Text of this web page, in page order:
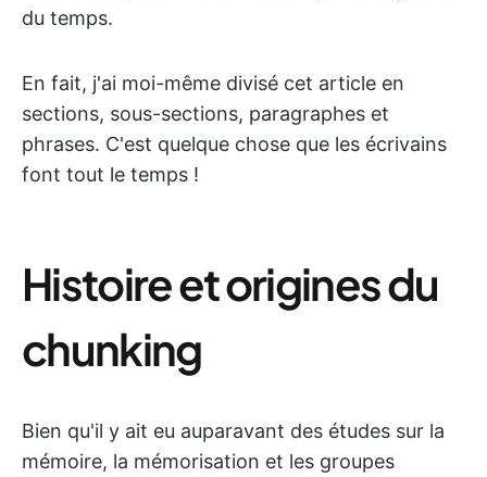
du temps.
En fait, j'ai moi-même divisé cet article en
sections, sous-sections, paragraphes et
phrases. C'est quelque chose que les écrivains
font tout le temps !
Histoire et origines du
chunking
Bien qu'il y ait eu auparavant des études sur la
mémoire, la mémorisation et les groupes